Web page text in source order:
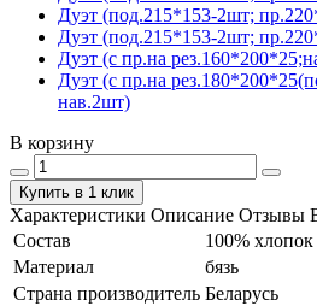
Дуэт (под.215*153-2шт;
Дуэт (под.215*153-2шт;
Дуэт (с пр.на
Дуэт (с пр.на
нав.2шт)
В корзину
Купить в 1 клик
Характеристики Описание Отзывы
Состав
100% хлопок
Материал
бязь
Страна производитель Беларусь